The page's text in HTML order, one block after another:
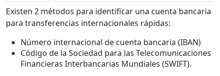
Existen 2 métodos para identificar una cuenta bancaria
para transferencias internacionales rápidas:
Número internacional de cuenta bancaria (IBAN)
Código de la Sociedad para las Telecomunicaciones
Financieras Interbancarias Mundiales (SWIFT).